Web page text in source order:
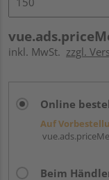
inkl. MwSt. zzgl.
Online
Auf
Beim